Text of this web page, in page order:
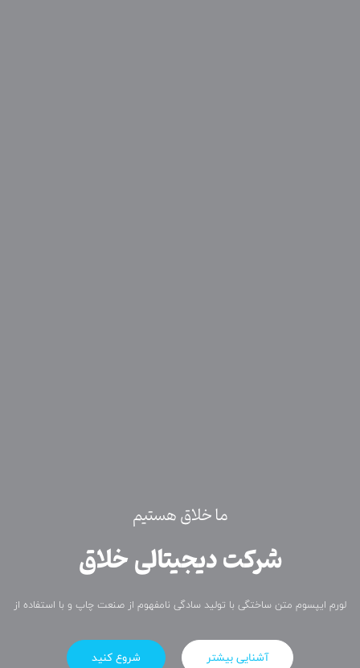
ما خلاق هستیم
شرکت دیجیتالی خلاق
لورم ایپسوم متن ساختگی با تولید سادگی نامفهوم از صنعت چاپ و با استفاده از
آشنایی بیشتر شروع کنید